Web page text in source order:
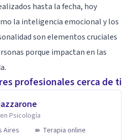
hasta la fecha, hoy
la inteligencia emocional y los
son elementos cruciales
porque impactan en las
profesionales cerca de ti
Psicología
Aires
Terapia online